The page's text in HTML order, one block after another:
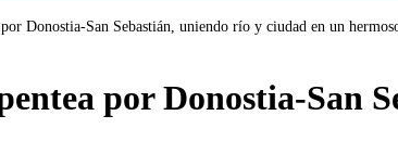
Donostia-San Sebastián, uniendo río y ciudad en un
por Donostia-San